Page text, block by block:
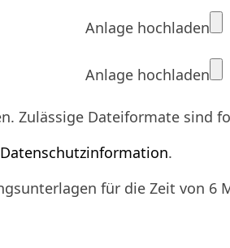
Anlage hochladen
Anlage hochladen
Zulässige Dateiformate sind
Datenschutzinformation.
für die Zeit von